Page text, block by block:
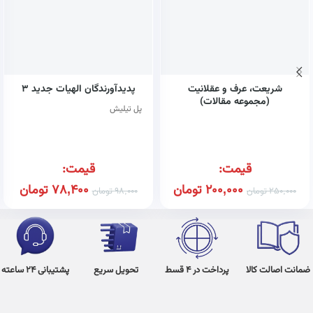
شریعت، عرف و عقلانیت
(مجموعه مقالات)
قیمت:
250,000تومان 200,000تومان
پدیدآورندگان الهیات جدید ۳
پل تیلیش
قیمت:
98,000تومان 78,400تومان
ضمانت اصالت کالا پرداخت در 4 قسط تحویل سریع پشتیبانی 24 ساعته